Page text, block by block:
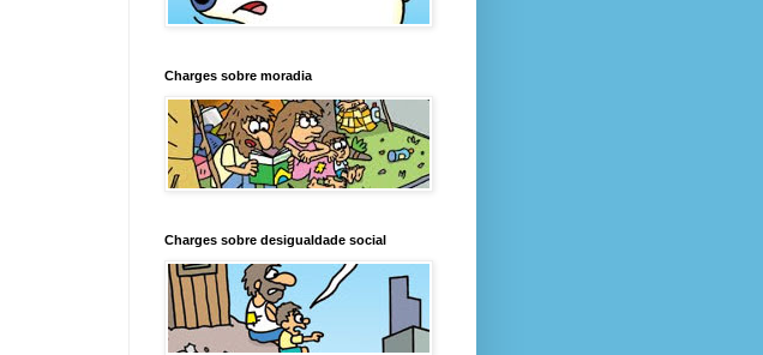
Charges sobre moradia
Charges sobre desigualdade social